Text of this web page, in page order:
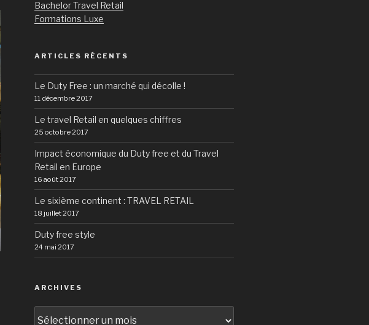
Bachelor Travel Retail
Formations Luxe
ARTICLES RÉCENTS
Le Duty Free : un marché qui décolle !
11 décembre 2017
Le travel Retail en quelques chiffres
25 octobre 2017
Impact économique du Duty free et du Travel
Retail en Europe
16 août 2017
Le sixième continent : TRAVEL RETAIL
18 juillet 2017
Duty free style
24 mai 2017
ARCHIVES